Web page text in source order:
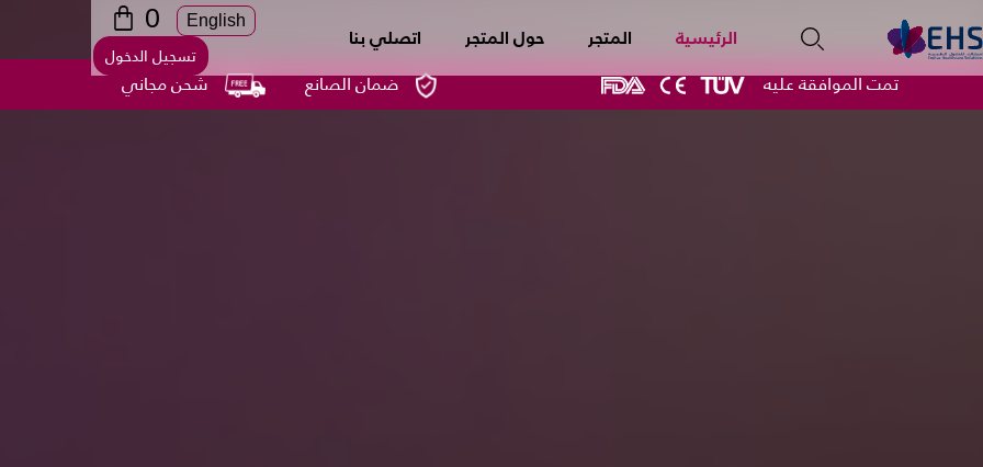
الرئيسية المتجر حول المتجر اتصلي بنا
English
0
تسجيل الدخول
تمت الموافقة عليه ضمان الصانع شحن مجاني